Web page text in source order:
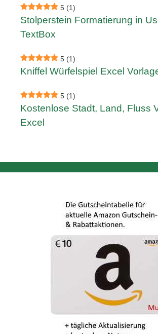
5 (1)
Stolperstein Formatierung in
TextBox
5 (1)
Kniffel Würfelspiel Excel
5 (1)
Kostenlose Stadt, Land, Fluss
Excel